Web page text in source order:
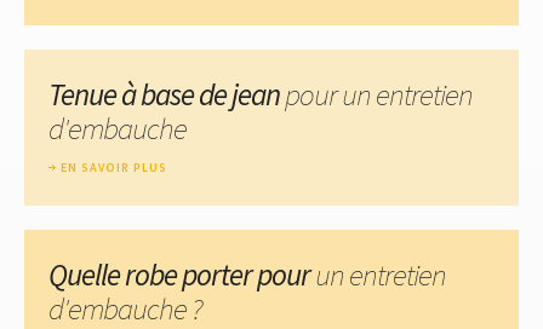
Tenue à base de jeanpour un entretien
d'embauche
EN SAVOIR PLUS
Quelle robe porter pourun entretien
d'embauche ?